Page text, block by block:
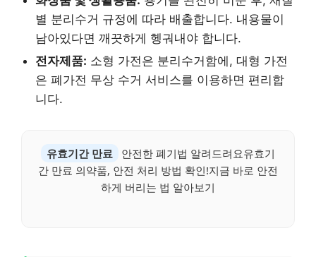
별 분리수거 규정에 따라 배출합니다. 내용물이
남아있다면 깨끗하게 헹궈내야 합니다.
전자제품: 소형 가전은 분리수거함에, 대형 가전
은 폐가전 무상 수거 서비스를 이용하면 편리합
니다.
유효기간 만료
안전한 폐기법 알려드려요유효기
간 만료 의약품, 안전 처리 방법 확인!지금 바로 안전
하게 버리는 법 알아보기